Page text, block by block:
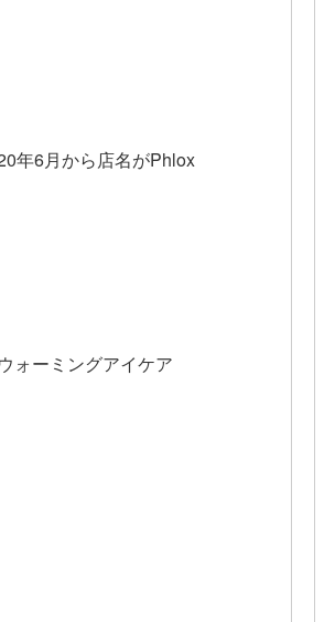
年6月から店名がPhlox
ォーミングアイケア